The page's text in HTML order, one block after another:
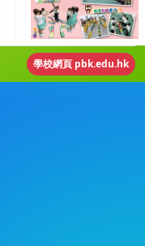
學校網頁 pbk.edu.hk